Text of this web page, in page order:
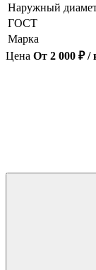
Наружный
ГОСТ
Марка
Цена От 2 000 ₽ /